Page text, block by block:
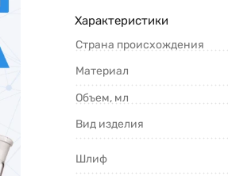
Характеристики
Страна происхождения
Материал
Объем, мл
Вид изделия
Шлиф